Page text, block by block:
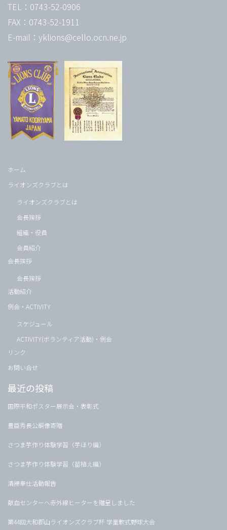
TEL：0743-52-0906
FAX：0743-52-1911
E-mail：yklions@cello.ocn.ne.jp
ホーム
ライオンズクラブとは
ライオンズクラブとは
会長挨拶
組織・役員
会員紹介
会長挨拶
会長挨拶
活動紹介
例会・ACTIVITY
スケジュール
ACTIVITY(ボランティア活動)・例会
リンク
お問い合せ
最近の投稿
国際平和ポスター展示会・表彰式
豊臣秀長公銅像寄贈
さつま芋作り体験学習（芋ほり編）
さつま芋作り体験学習（苗植え編）
清掃奉仕活動報告
献血センターへ赤外線ヒーターを贈呈しました
第44回大和郡山ライオンズクラブ杯 学童軟式野球大会